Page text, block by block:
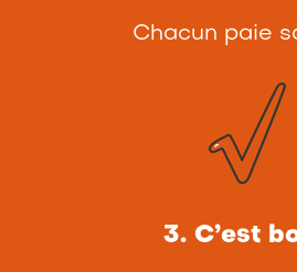
Chacun paie
3. C’est